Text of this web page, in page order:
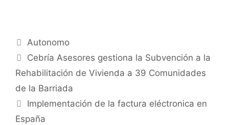
Autonomo
Cebría Asesores gestiona la Subvención a la
Rehabilitación de Vivienda a 39 Comunidades
de la Barriada
Implementación de la factura eléctronica en
España